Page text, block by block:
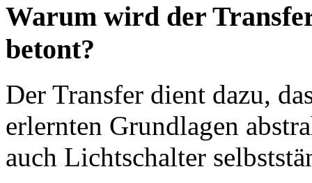
Warum wird der
betont?
Der Transfer dient dazu,
erlernten Grundlagen
auch Lichtschalter